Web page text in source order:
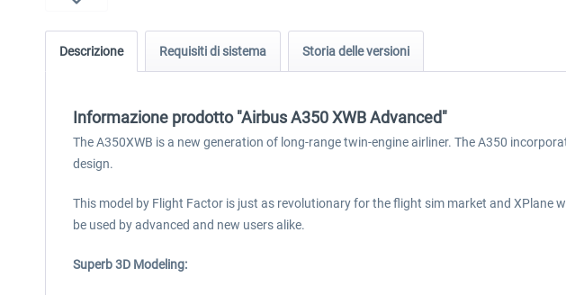
Descrizione Requisiti di sistema Storia delle versioni
Informazione prodotto "Airbus A350 XWB Advanced"
The A350XWB is a new generation of long-range twin-engine airliner. The A350
design.
This model by Flight Factor is just as revolutionary for the flight sim market and
be used by advanced and new users alike.
Superb 3D Modeling: